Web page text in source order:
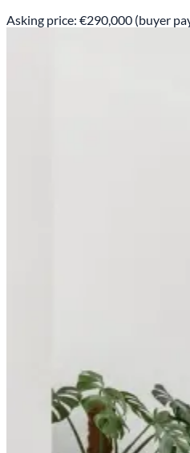
Asking price: €290,000 (buyer